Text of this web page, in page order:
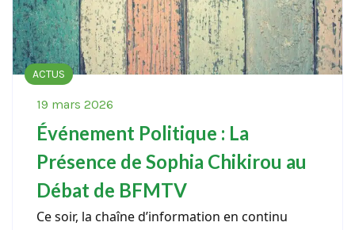
ACTUS
19 mars 2026
Événement Politique : La
Présence de Sophia Chikirou au
Débat de BFMTV
Ce soir, la chaîne d’information en continu